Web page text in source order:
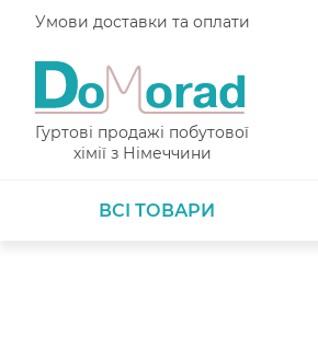
Умови доставки та оплати
Гуртові продажі побутової
хімії з Німеччини
ВСІ ТОВАРИ